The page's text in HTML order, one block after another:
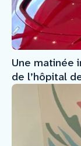
Une matinée
de l’hôpital